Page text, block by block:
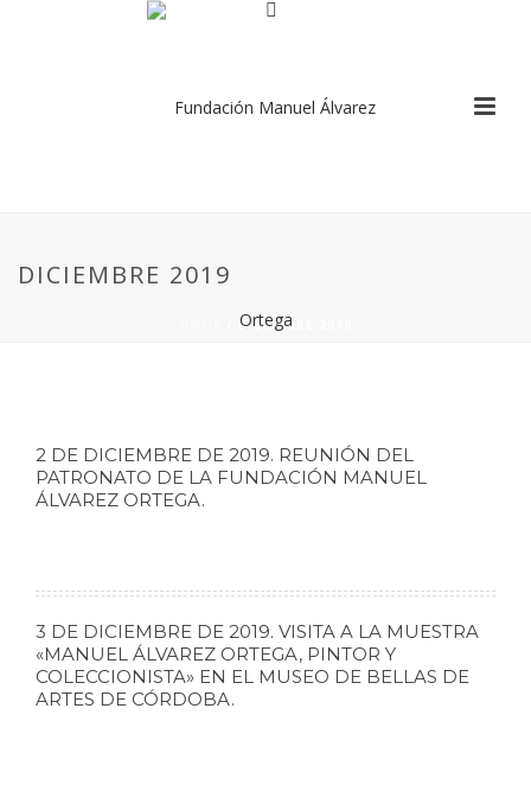
DICIEMBRE 2019
DICIEMBRE 2019
2 DE DICIEMBRE DE 2019. REUNIÓN DEL
PATRONATO DE LA FUNDACIÓN MANUEL
ÁLVAREZ ORTEGA.
3 DE DICIEMBRE DE 2019. VISITA A LA MUESTRA
«MANUEL ÁLVAREZ ORTEGA, PINTOR Y
COLECCIONISTA» EN EL MUSEO DE BELLAS DE
ARTES DE CÓRDOBA.